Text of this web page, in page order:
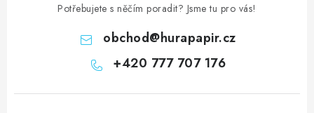
Potřebujete s něčím poradit? Jsme tu pro vás!
obchod@hurapapir.cz
+420 777 707 176